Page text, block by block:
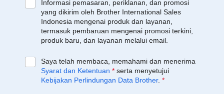
Informasi pemasaran, periklanan, dan promosi
yang dikirim oleh Brother International Sales
Indonesia mengenai produk dan layanan,
termasuk pembaruan mengenai promosi terkini,
produk baru, dan layanan melalui email.
Saya telah membaca, memahami dan menerima
Syarat dan Ketentuan * serta menyetujui
Kebijakan Perlindungan Data Brother. *